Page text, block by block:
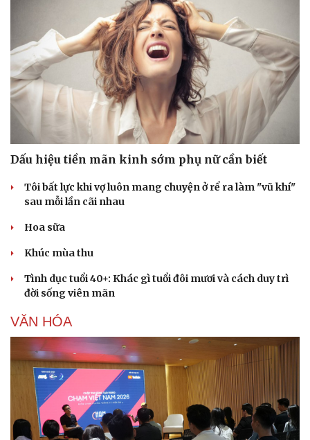
Lịch thi đấu bóng đá
Thế giới thể thao
eSports
Hậu trường
Ô tô - Xe máy
Ô tô
Xe máy
Tư vấn
Dấu hiệu tiền mãn kinh sớm phụ nữ cần biết
Tôi bất lực khi vợ luôn mang chuyện ở rể ra làm "vũ khí"
sau mỗi lần cãi nhau
Hoa sữa
Khúc mùa thu
Tình dục tuổi 40+: Khác gì tuổi đôi mươi và cách duy trì
đời sống viên mãn
VĂN HÓA